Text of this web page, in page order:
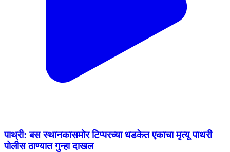
पाथ्री: बस स्थानकासमोर टिप्परच्या धडकेत एकाचा मृत्यू पाथरी
पोलीस ठाण्यात गुन्हा दाखल